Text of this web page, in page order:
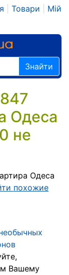
Товари
Мій
Знайти
Одеса
не
Одеса
похожие
Вашему